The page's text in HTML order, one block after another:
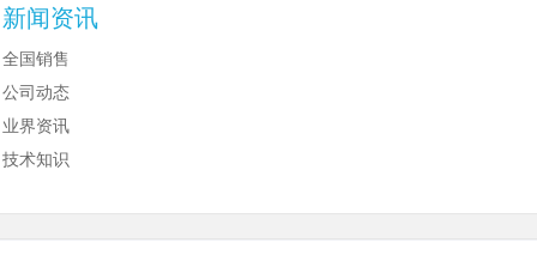
新闻资讯
全国销售
公司动态
业界资讯
技术知识